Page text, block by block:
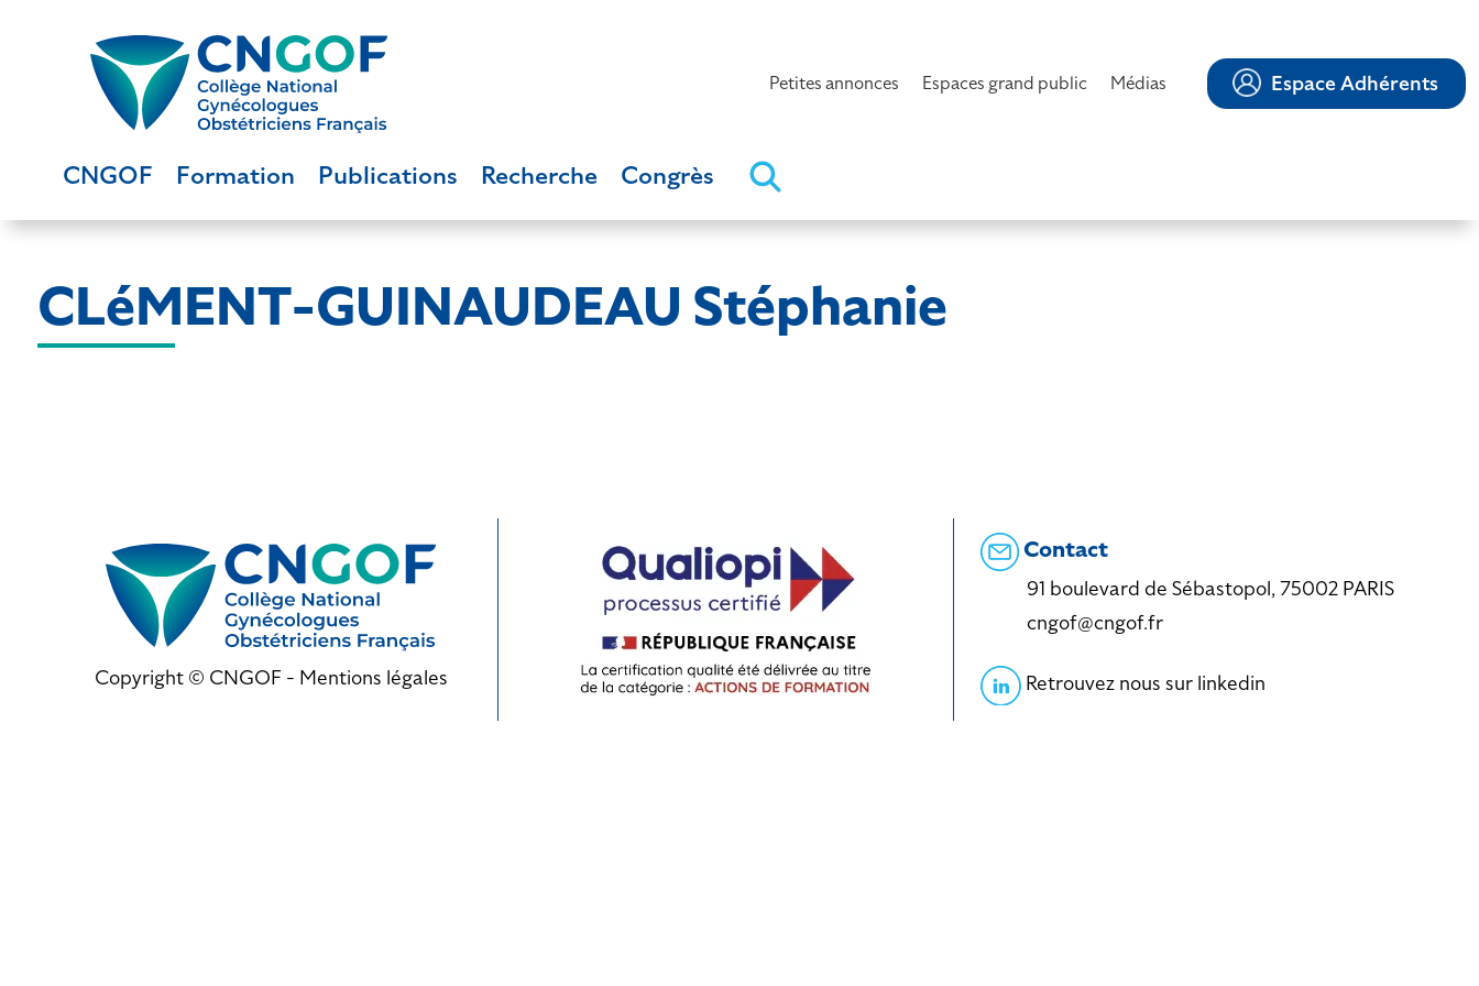
Petites annonces Espaces grand public Médias Espace Adhérents
CNGOF Formation Publications Recherche Congrès
CLéMENT-GUINAUDEAU Stéphanie
Copyright © CNGOF - Mentions légales
Contact
91 boulevard de Sébastopol, 75002 PARIS
cngof@cngof.fr
Retrouvez nous sur linkedin